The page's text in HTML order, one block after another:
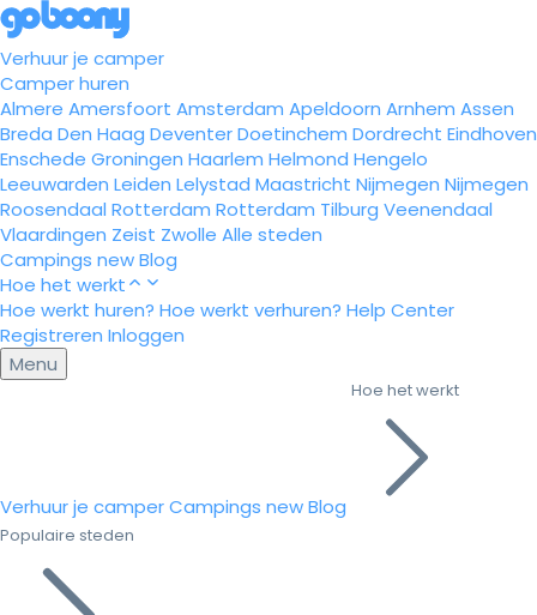
Verhuur je camper
Camper huren
Almere Amersfoort Amsterdam Apeldoorn Arnhem Assen
Breda Den Haag DeventerDoetinchem Dordrecht Eindhoven
Enschede Groningen Haarlem Helmond Hengelo
Leeuwarden Leiden Lelystad Maastricht Nijmegen Nijmegen
Roosendaal Rotterdam Rotterdam Tilburg Veenendaal
Vlaardingen Zeist Zwolle Alle steden
Campings newBlog
Hoe het werkt
Hoe werkt huren? Hoe werkt verhuren? Help Center
Registreren Inloggen
Menu
Verhuur je camperCampings newBlog
Hoe het werkt
Populaire steden